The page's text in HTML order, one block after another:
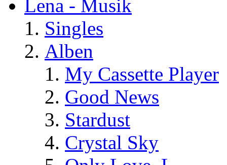
Lena - Musik
Singles
Alben
My Cassette Player
Good News
Stardust
Crystal Sky